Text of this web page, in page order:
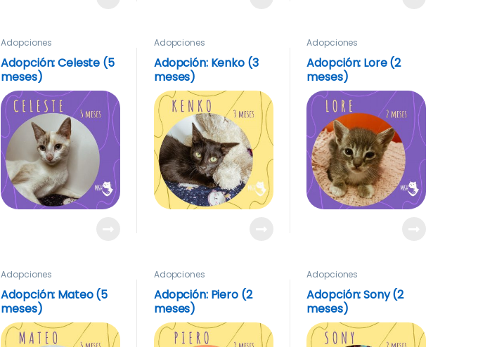
Adopciones
Adopción: Celeste (5
meses)
Adopciones
Adopción: Kenko (3
meses)
Adopciones
Adopción: Lore (2
meses)
Adopciones
Adopción: Mateo (5
meses)
Adopciones
Adopción: Piero (2
meses)
Adopciones
Adopción: Sony (2
meses)